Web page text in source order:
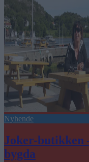
Nyhende
Joker-butikken
bygda